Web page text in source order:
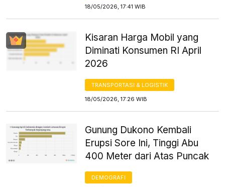
18/05/2026, 17:41 WIB
Kisaran Harga Mobil yang
Diminati Konsumen RI April
2026
TRANSPORTASI & LOGISTIK
18/05/2026, 17:26 WIB
Gunung Dukono Kembali
Erupsi Sore Ini, Tinggi Abu
400 Meter dari Atas Puncak
DEMOGRAFI